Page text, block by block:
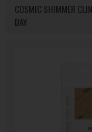
COSMIC SHIMMER
DAY